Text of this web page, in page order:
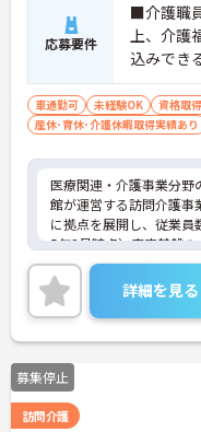
応募要件
■介護職
上、介護
込みでき
限定可）
車通勤可 未経験OK 資格取
産休･育休･介護休暇取得実績あり
医療関連・介護事業分野
館が運営する訪問介護事
に拠点を展開し、従業
5年2月時点）安定基盤
い方に最適な環境です。
キルアップを支援する体
の方でも安心してチャレ
スタッフ、中高年、シニ
されており、様々なシフ
め、ライフステージに合
います。ご興味のある方
ど、さらに詳細をお話し
ください！
詳細を見る
募集停止
訪問介護